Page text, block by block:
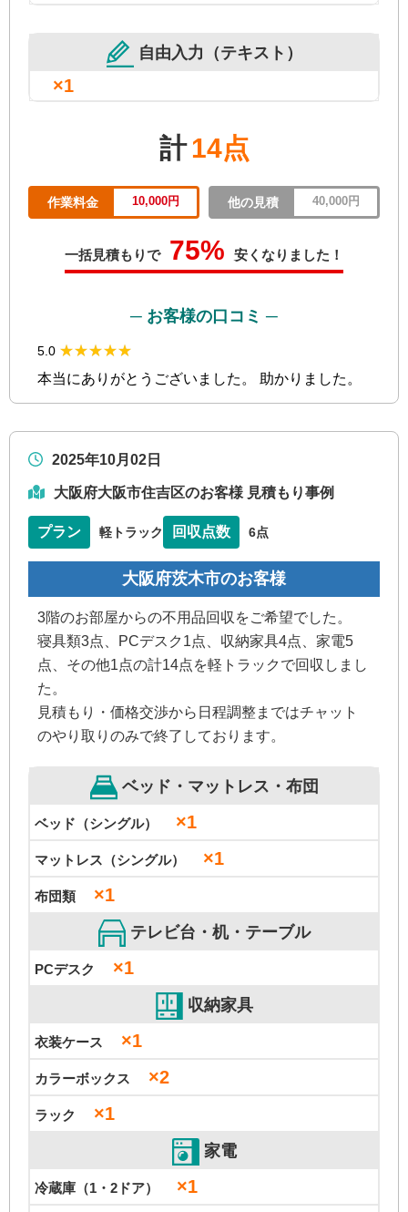
自由入力（テキスト）
×1
計14点
作業料金 10,000円 他の見積 40,000円
一括見積もりで 75% 安くなりました！
─ お客様の口コミ ─
5.0 ★★★★★
★★★★★
本当にありがとうございました。 助かりました。
2025年10月02日
大阪府大阪市住吉区のお客様 見積もり事例
プラン 軽トラック 回収点数 6点
大阪府茨木市のお客様
3階のお部屋からの不用品回収をご希望でした。
寝具類3点、PCデスク1点、収納家具4点、家電5
点、その他1点の計14点を軽トラックで回収しまし
た。
見積もり・価格交渉から日程調整まではチャット
のやり取りのみで終了しております。
ベッド・マットレス・布団
ベッド（シングル） ×1
マットレス（シングル） ×1
布団類 ×1
テレビ台・机・テーブル
PCデスク ×1
収納家具
衣装ケース ×1
カラーボックス ×2
ラック ×1
家電
冷蔵庫（1・2ドア） ×1